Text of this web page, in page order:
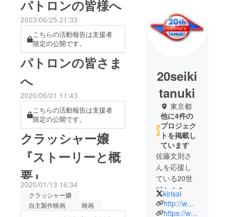
パトロンの皆様へ
2023/06/25 21:33
こちらの活動報告は支援者
限定の公開です。
パトロンの皆さま
へ
2020/06/01 11:43
こちらの活動報告は支援者
限定の公開です。
クラッシャー嬢
『ストーリーと概
要』
2020/01/13 16:34
クラッシャー嬢
自主製作映画
映画
20seiki
tanuki
東京都
他に4件の
プロジェク
トを掲載し
ています
佐藤文則さ
んを応援し
ている20世
紀たぬきで
す。佐藤さ
んの動画撮
kirisai
http://www.satofuminori.com/
https://www.youtube.com/user/smile2009ism